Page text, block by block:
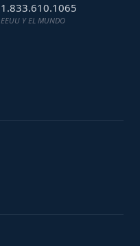
1.833.610.1065
EEUU Y EL MUNDO